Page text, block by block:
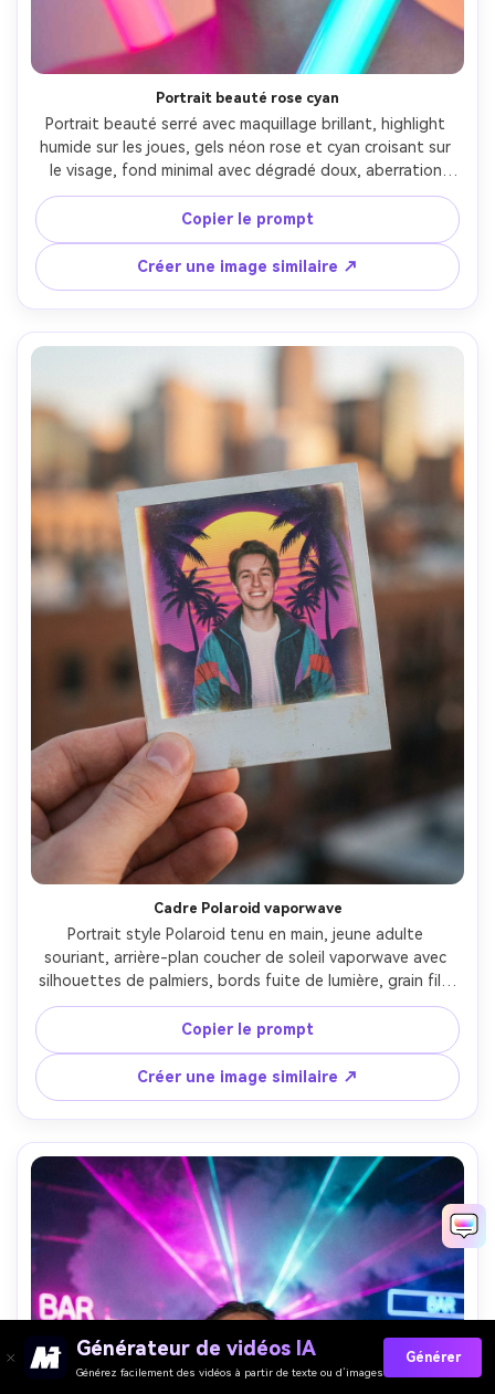
Portrait beauté rose cyan
Portrait beauté serré avec maquillage brillant, highlight
humide sur les joues, gels néon rose et cyan croisant sur
le visage, fond minimal avec dégradé doux, aberration
chromatique subtile, pris avec Sony A1, 85mm f/1.4,
studio net, pores et cils photoréalistes, look éditorial
vaporwave haut de gamme --ar 4:5
Copier le prompt
Créer une image similaire ↗
Cadre Polaroid vaporwave
Portrait style Polaroid tenu en main, jeune adulte
souriant, arrière-plan coucher de soleil vaporwave avec
silhouettes de palmiers, bords fuite de lumière, grain film
doux, texture VHS légère, pris avec Fujifilm X-T5, 56mm
f/1.2, faible profondeur, sujet photoréaliste avec color
grading nostalgique --ar 4:5
Copier le prompt
Créer une image similaire ↗
Générateur de vidéos IA
Générez facilement des vidéos à partir de texte ou d’images
Générer